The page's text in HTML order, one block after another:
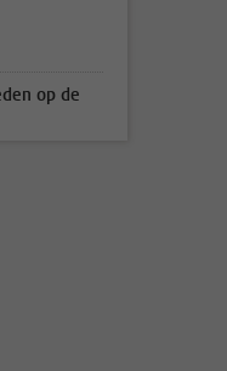
op de